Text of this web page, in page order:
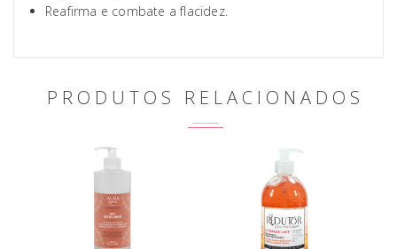
Reafirma e combate a flacidez.
PRODUTOS RELACIONADOS